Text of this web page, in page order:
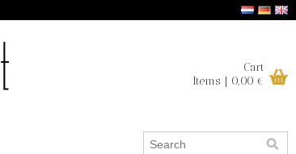
Cart
Items | 0,00 €